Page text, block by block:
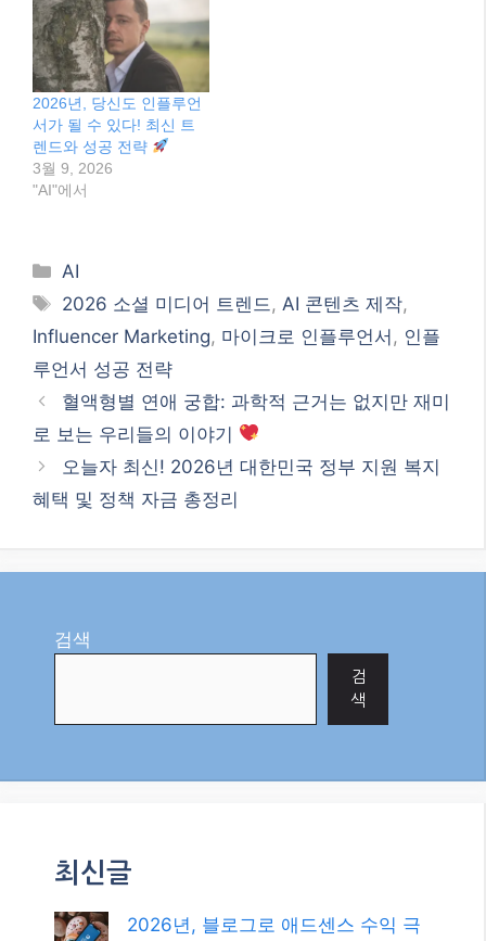
2026년, 당신도 인플루언
서가 될 수 있다! 최신 트
렌드와 성공 전략
3월 9, 2026
"AI"에서
Categories
AI
Tags
2026 소셜 미디어 트렌드 , AI 콘텐츠 제작,
Influencer Marketing, 마이크로 인플루언서 , 인플
루언서 성공 전략
혈액형별 연애 궁합: 과학적 근거는 없지만 재미
로 보는 우리들의 이야기
오늘자 최신! 2026년 대한민국 정부 지원 복지
혜택 및 정책 자금 총정리
검색
검
색
최신글
2026년, 블로그로 애드센스 수익 극